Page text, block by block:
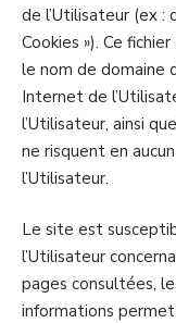
de l’Utilisateur (ex :
Cookies »). Ce
le nom de domaine
Internet de
l’Utilisateur, ainsi
ne risquent en
l’Utilisateur.
Le site est
l’Utilisateur
pages consultées,
informations